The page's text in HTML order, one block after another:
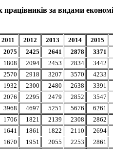
за видами
2011 2012 2013 2014 2015
2075 2425 2641 2878 3371
1808 2094 2453 2834 3442
2570 2918 3207 3570 4233
1932 2300 2480 2638 3391
2076 2295 2479 2852 3547
3968 4697 5251 5676 6261
1706 1821 2139 2308 2862
1641 1861 1822 2110 2694
1670 1951 2055 2253 2861